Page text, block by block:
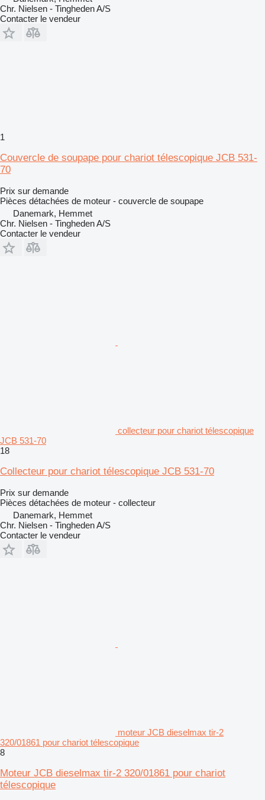
Chr. Nielsen - Tingheden A/S
Contacter le vendeur
1
Couvercle de soupape pour chariot télescopique JCB 531-
70
Prix sur demande
Pièces détachées de moteur - couvercle de soupape
Danemark, Hemmet
Chr. Nielsen - Tingheden A/S
Contacter le vendeur
collecteur pour chariot télescopique
JCB 531-70
18
Collecteur pour chariot télescopique JCB 531-70
Prix sur demande
Pièces détachées de moteur - collecteur
Danemark, Hemmet
Chr. Nielsen - Tingheden A/S
Contacter le vendeur
moteur JCB dieselmax tir-2
320/01861 pour chariot télescopique
8
Moteur JCB dieselmax tir-2 320/01861 pour chariot
télescopique